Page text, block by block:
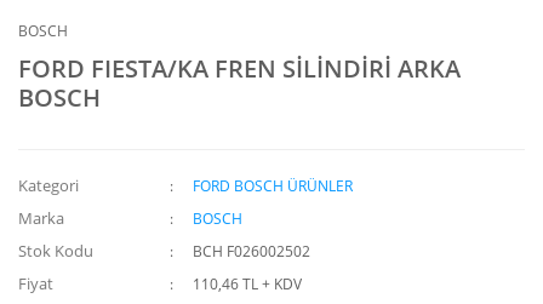
BOSCH
FORD FIESTA/KA FREN SİLİNDİRİ ARKA
BOSCH
Kategori FORD BOSCH ÜRÜNLER
Marka BOSCH
Stok Kodu BCH F026002502
Fiyat
110,46 TL + KDV